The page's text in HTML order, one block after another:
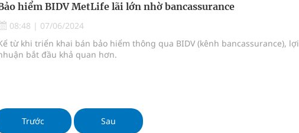
bẹn, mông cực hiệu quả
của chuyên gia
từ trải nghiệm thực tế
hàng nghìn phụ nữ mỗi năm
hiểm BIDV MetLife lãi lớn nhờ bancassurance
08:48 | 07/06/2024
từ khi triển khai bán bảo hiểm thông qua BIDV (kênh bancassurance), lợi
bắt đầu khả quan hơn.
Trước Sau